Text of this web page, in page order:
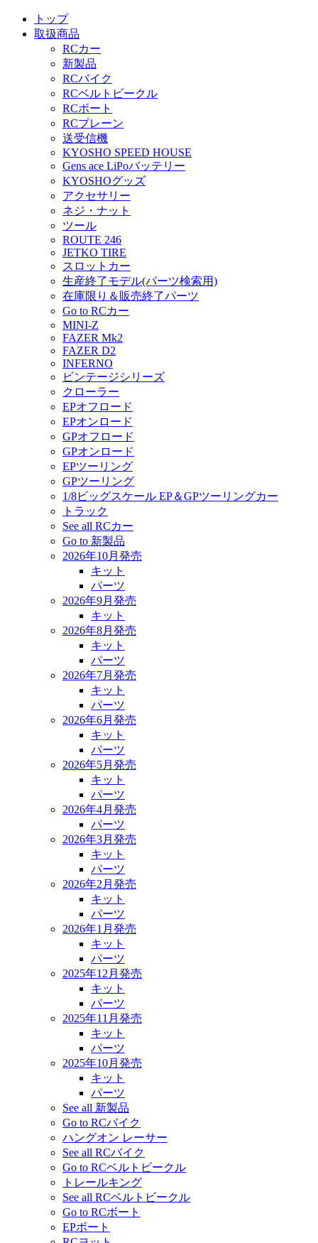
トップ
取扱商品
RCカー
新製品
RCバイク
RCベルトビークル
RCボート
RCプレーン
送受信機
KYOSHO SPEED HOUSE
Gens ace LiPoバッテリー
KYOSHOグッズ
アクセサリー
ネジ・ナット
ツール
ROUTE 246
JETKO TIRE
スロットカー
生産終了モデル(パーツ検索用)
在庫限り＆販売終了パーツ
Go to RCカー
MINI-Z
FAZER Mk2
FAZER D2
INFERNO
ビンテージシリーズ
クローラー
EPオフロード
EPオンロード
GPオフロード
GPオンロード
EPツーリング
GPツーリング
1/8ビッグスケール EP＆GPツーリングカー
トラック
See all RCカー
Go to 新製品
2026年10月発売
キット
パーツ
2026年9月発売
キット
2026年8月発売
キット
パーツ
2026年7月発売
キット
パーツ
2026年6月発売
キット
パーツ
2026年5月発売
キット
パーツ
2026年4月発売
パーツ
2026年3月発売
キット
パーツ
2026年2月発売
キット
パーツ
2026年1月発売
キット
パーツ
2025年12月発売
キット
パーツ
2025年11月発売
キット
パーツ
2025年10月発売
キット
パーツ
See all 新製品
Go to RCバイク
ハングオン レーサー
See all RCバイク
Go to RCベルトビークル
トレールキング
See all RCベルトビークル
Go to RCボート
EPボート